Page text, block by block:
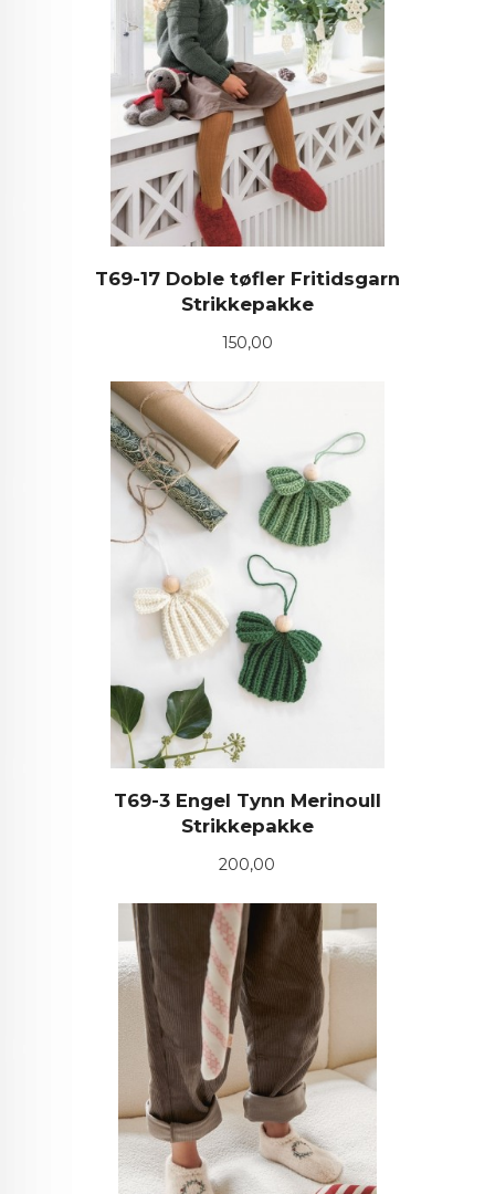
T69-17 Doble tøfler Fritidsgarn
Strikkepakke
Pris
150,00
T69-3 Engel Tynn Merinoull
Strikkepakke
Pris
200,00